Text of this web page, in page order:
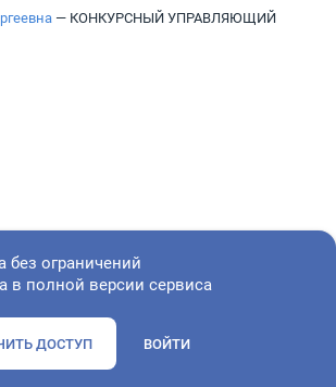
— КОНКУРСНЫЙ УПРАВЛЯЮЩИЙ
компании
без ограничений
в полной версии сервиса
ДОСТУП ВОЙТИ